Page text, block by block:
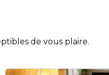
de vous plaire.